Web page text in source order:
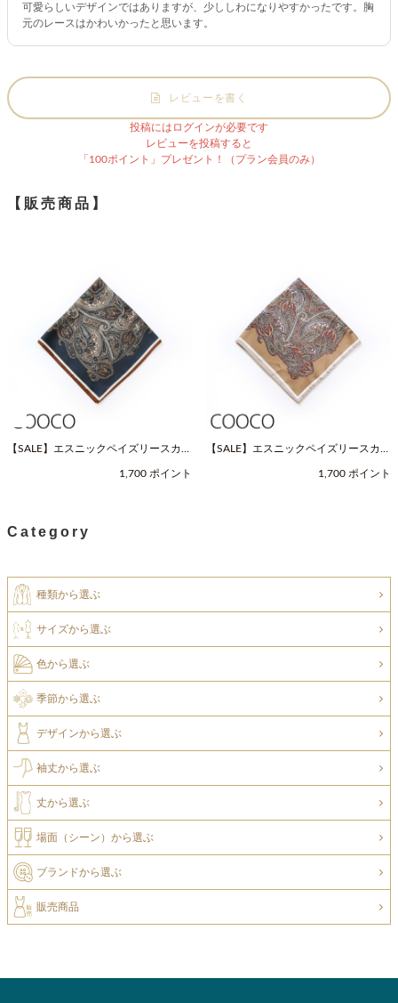
可愛らしいデザインではありますが、少ししわになりやすかったです。胸
元のレースはかわいかったと思います。
レビューを書く
投稿にはログインが必要です
レビューを投稿すると
「100ポイント」プレゼント！（プラン会員のみ）
【販売商品】
【SALE】エスニックペイズリースカー
1,700 ポイント
【SALE】エスニックペイズリースカー
1,700 ポイント
Category
種類から選ぶ
サイズから選ぶ
色から選ぶ
季節から選ぶ
デザインから選ぶ
袖丈から選ぶ
丈から選ぶ
場面（シーン）から選ぶ
ブランドから選ぶ
販売商品